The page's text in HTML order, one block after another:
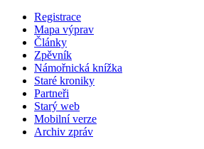
Registrace
Mapa výprav
Články
Zpěvník
Námořnická knížka
Staré kroniky
Partneři
Starý web
Mobilní verze
Archiv zpráv